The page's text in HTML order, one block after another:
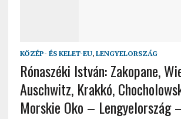
KÖZÉP- ÉS KELET-EU, LENGYELORSZÁG
Rónaszéki István: Zakopane,
Auschwitz, Krakkó,
Morskie Oko – Lengyelország